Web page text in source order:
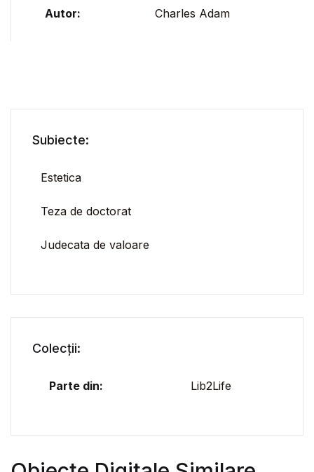
Autor: Charles Adam
Subiecte:
Estetica
Teza de doctorat
Judecata de valoare
Colecții:
Parte din: Lib2Life